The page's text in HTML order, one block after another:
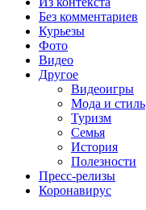
Без комментариев
Курьезы
Фото
Видео
Другое
Видеоигры
Мода и стиль
Туризм
Семья
История
Полезности
Пресс-релизы
Коронавирус